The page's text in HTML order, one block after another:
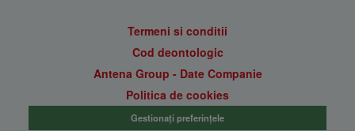
Termeni si conditii
Cod deontologic
Antena Group - Date Companie
Politica de cookies
Gestionați preferințele